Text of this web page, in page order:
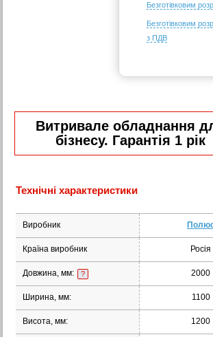
Безготівковим
Безготівковим
з ПДВ
Витривале обладнання
бізнесу. Гарантія 1 рік
Технічні характеристики
Виробник
Країна виробник Росія
Довжина, мм: ? 2000
Ширина, мм: 1100
Висота, мм: 1200